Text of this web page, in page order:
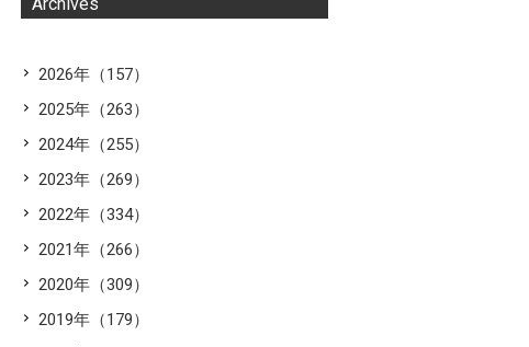
2026年（157）
2025年（263）
2024年（255）
2023年（269）
2022年（334）
2021年（266）
2020年（309）
2019年（179）